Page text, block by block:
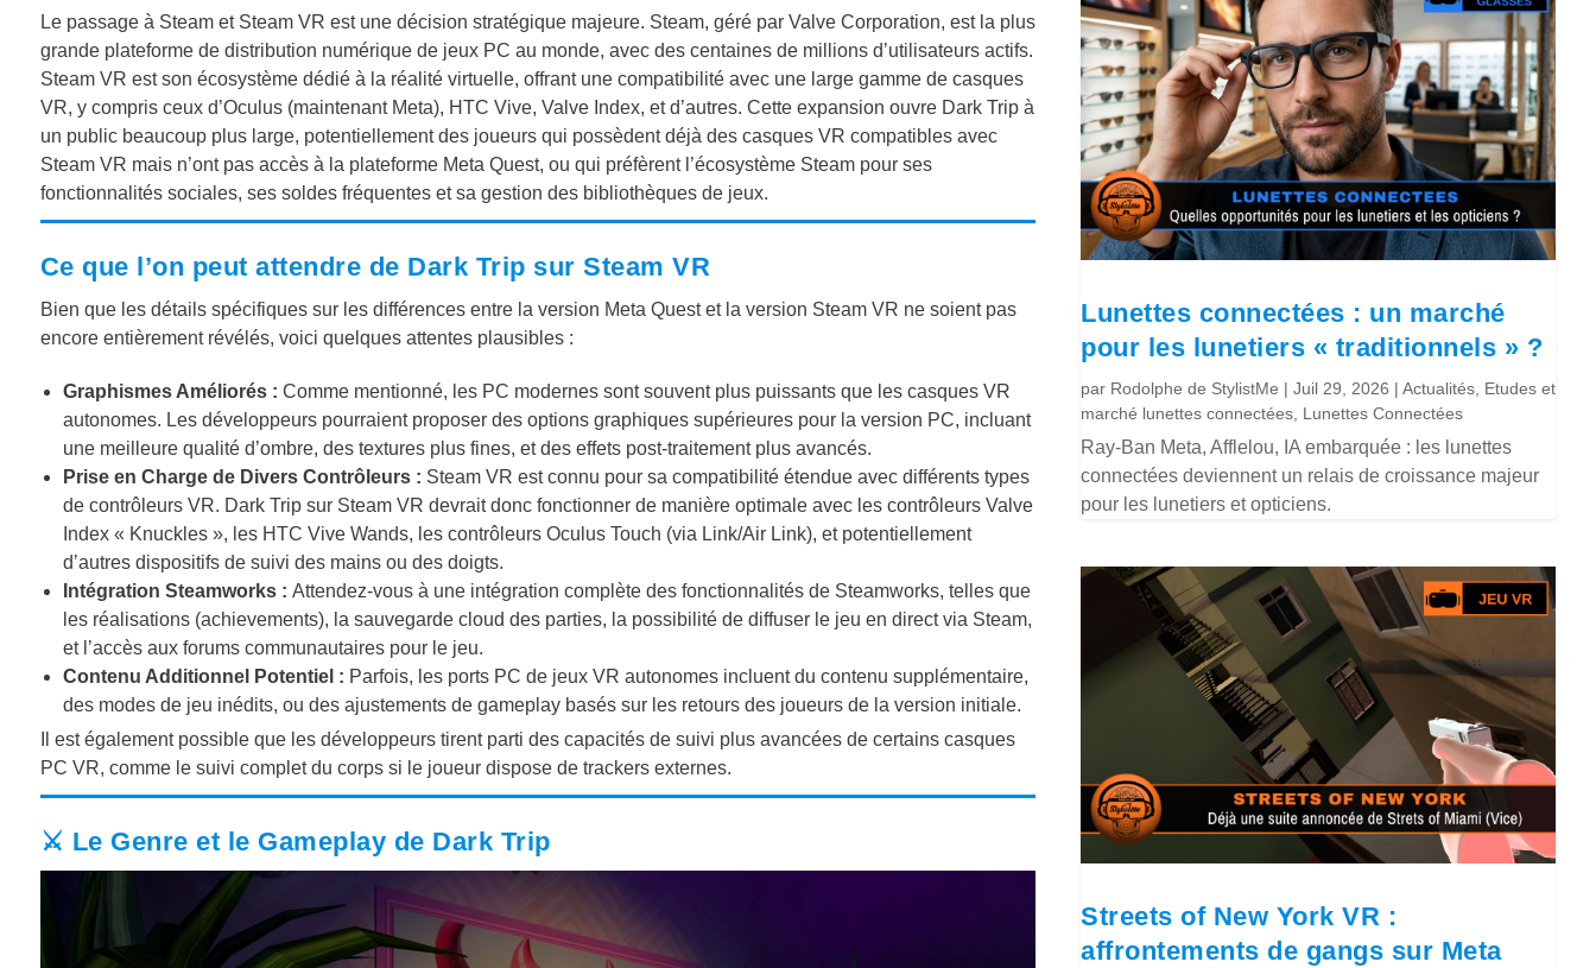
Le passage à Steam et Steam VR est une décision stratégique majeure. Steam, géré par Valve Corporation, est la plus
grande plateforme de distribution numérique de jeux PC au monde, avec des centaines de millions d’utilisateurs actifs.
Steam VR est son écosystème dédié à la réalité virtuelle, offrant une compatibilité avec une large gamme de casques
VR, y compris ceux d’Oculus (maintenant Meta), HTC Vive, Valve Index, et d’autres. Cette expansion ouvre Dark Trip à
un public beaucoup plus large, potentiellement des joueurs qui possèdent déjà des casques VR compatibles avec
Steam VR mais n’ont pas accès à la plateforme Meta Quest, ou qui préfèrent l’écosystème Steam pour ses
fonctionnalités sociales, ses soldes fréquentes et sa gestion des bibliothèques de jeux.
Ce que l’on peut attendre de Dark Trip sur Steam VR
Bien que les détails spécifiques sur les différences entre la version Meta Quest et la version Steam VR ne soient pas
encore entièrement révélés, voici quelques attentes plausibles :
Graphismes Améliorés : Comme mentionné, les PC modernes sont souvent plus puissants que les casques VR
autonomes. Les développeurs pourraient proposer des options graphiques supérieures pour la version PC, incluant
une meilleure qualité d’ombre, des textures plus fines, et des effets post-traitement plus avancés.
Prise en Charge de Divers Contrôleurs : Steam VR est connu pour sa compatibilité étendue avec différents types
de contrôleurs VR. Dark Trip sur Steam VR devrait donc fonctionner de manière optimale avec les contrôleurs Valve
Index « Knuckles », les HTC Vive Wands, les contrôleurs Oculus Touch (via Link/Air Link), et potentiellement
d’autres dispositifs de suivi des mains ou des doigts.
Intégration Steamworks : Attendez-vous à une intégration complète des fonctionnalités de Steamworks, telles que
les réalisations (achievements), la sauvegarde cloud des parties, la possibilité de diffuser le jeu en direct via Steam,
et l’accès aux forums communautaires pour le jeu.
Contenu Additionnel Potentiel : Parfois, les ports PC de jeux VR autonomes incluent du contenu supplémentaire,
des modes de jeu inédits, ou des ajustements de gameplay basés sur les retours des joueurs de la version initiale.
Il est également possible que les développeurs tirent parti des capacités de suivi plus avancées de certains casques
PC VR, comme le suivi complet du corps si le joueur dispose de trackers externes.
⚔️ Le Genre et le Gameplay de Dark Trip
Lunettes connectées : un marché
pour les lunetiers « traditionnels » ?
par Rodolphe de StylistMe |Juil 29, 2026 |Actualités Etudes et
marché lunettes connectées Lunettes Connectées
Ray-Ban Meta, Afflelou, IA embarquée : les lunettes
connectées deviennent un relais de croissance majeur
pour les lunetiers et opticiens.
Streets of New York VR :
affrontements de gangs sur Meta